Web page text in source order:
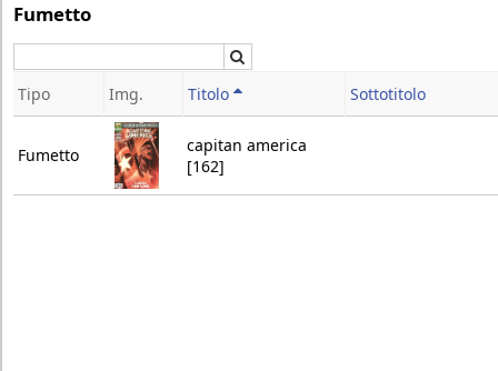
Fumetto
Tipo Img. Titolo Sottotitolo
Fumetto
capitan america
[162]